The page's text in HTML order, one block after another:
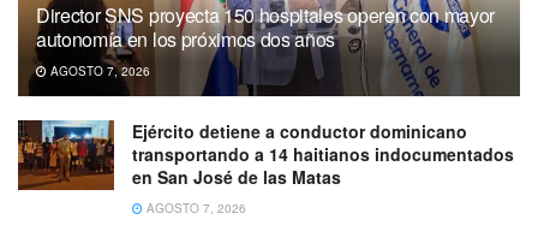
Director SNS proyecta 150 hospitales operen con mayor
autonomía en los próximos dos años
AGOSTO 7, 2026
Ejército detiene a conductor dominicano
transportando a 14 haitianos indocumentados
en San José de las Matas
AGOSTO 7, 2026